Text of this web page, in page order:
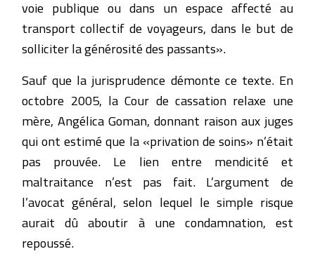
voie publique ou dans un espace affecté au
transport collectif de voyageurs, dans le but de
solliciter la générosité des passants».
Sauf que la jurisprudence démonte ce texte. En
octobre 2005, la Cour de cassation relaxe une
mère, Angélica Goman, donnant raison aux juges
qui ont estimé que la «privation de soins» n’était
pas prouvée. Le lien entre mendicité et
maltraitance n’est pas fait. L’argument de
l’avocat général, selon lequel le simple risque
aurait dû aboutir à une condamnation, est
repoussé.